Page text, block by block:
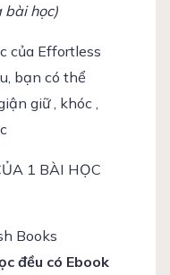
bài học)
của Effortless
bạn có thể
giữ , khóc ,
1 BÀI HỌC
đều có Ebook